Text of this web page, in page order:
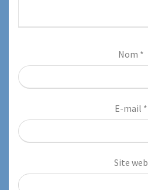
Nom *
E-mail *
Site web